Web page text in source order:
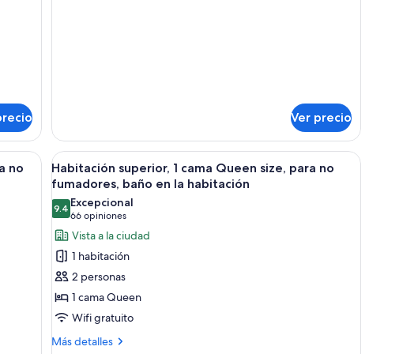
Ver precio
camas, un escritorio, una silla, un televisor y una ventana con cortinas.
no
Abrir
todas
las
fotos
de
Habitación
superior,
1
cama
Queen
size,
Habitación de hotel moderna con cama,
6
Habitación superior, 1 cama Queen size, para no
fumadores, baño en la habitación
9.49.4 de 10
Excepcional
66 opiniones
(66
opiniones)
Vista a la ciudad
1 habitación
2 personas
1 cama Queen
Wifi gratuito
Más detalles
Más